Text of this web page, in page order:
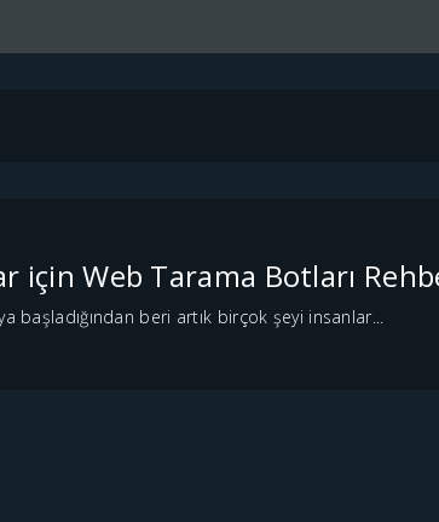
için Web Tarama Botları
başladığından beri artık birçok şeyi insanlar...